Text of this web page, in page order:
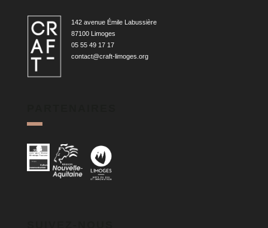
142 avenue Émile Labussière
87100 Limoges
05 55 49 17 17
contact@craft-limoges.org